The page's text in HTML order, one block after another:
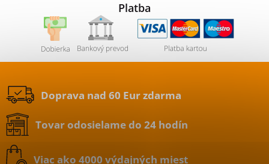
Platba
Doprava nad 60 Eur zdarma
Tovar odosielame do 24 hodín
Viac ako 4000 výdajných miest